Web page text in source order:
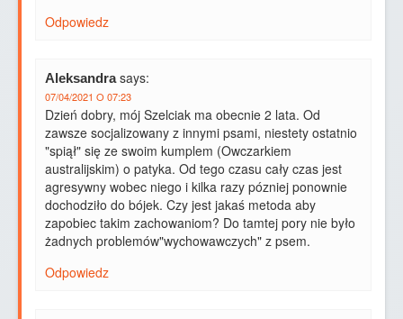
Odpowiedz
Aleksandra says:
07/04/2021 O 07:23
Dzień dobry, mój Szelciak ma obecnie 2 lata. Od
zawsze socjalizowany z innymi psami, niestety ostatnio
"spiął" się ze swoim kumplem (Owczarkiem
australijskim) o patyka. Od tego czasu cały czas jest
agresywny wobec niego i kilka razy pózniej ponownie
dochodziło do bójek. Czy jest jakaś metoda aby
zapobiec takim zachowaniom? Do tamtej pory nie było
żadnych problemów"wychowawczych" z psem.
Odpowiedz